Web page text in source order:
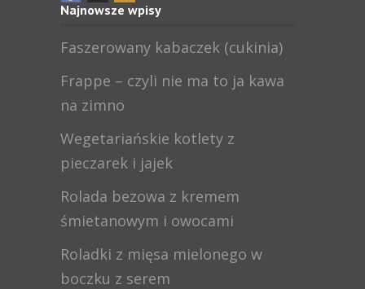
Najnowsze wpisy
Faszerowany kabaczek (cukinia)
Frappe – czyli nie ma to ja kawa
na zimno
Wegetariańskie kotlety z
pieczarek i jajek
Rolada bezowa z kremem
śmietanowym i owocami
Roladki z mięsa mielonego w
boczku z serem